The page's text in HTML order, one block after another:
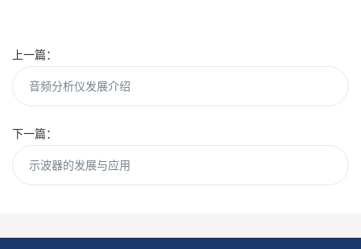
上一篇：
音频分析仪发展介绍
下一篇：
示波器的发展与应用